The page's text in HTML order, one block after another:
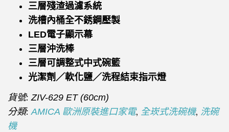
三層殘渣過濾系統
洗槽內桶全不銹鋼壓製
LED電子顯示幕
三層沖洗棒
三層可調整式中式碗籃
光潔劑／軟化鹽／洗程結束指示燈
貨號:ZIV-629 ET (60cm)
分類:AMICA 歐洲原裝進口家電, 全崁式洗碗機, 洗碗
機